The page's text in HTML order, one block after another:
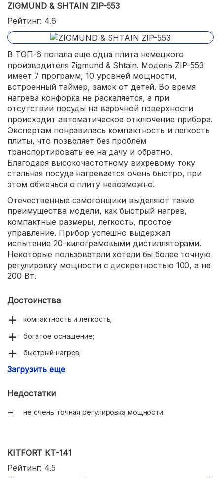
ZIGMUND & SHTAIN ZIP-553
Рейтинг: 4.6
В ТОП-6 попала еще одна плита немецкого
производителя Zigmund & Shtain. Модель ZIP-553
имеет 7 программ, 10 уровней мощности,
встроенный таймер, замок от детей. Во время
нагрева конфорка не раскаляется, а при
отсутствии посуды на варочной поверхности
происходит автоматическое отключение прибора.
Экспертам понравилась компактность и легкость
плиты, что позволяет без проблем
транспортировать ее на дачу и обратно.
Благодаря высокочастотному вихревому току
стальная посуда нагревается очень быстро, при
этом обжечься о плиту невозможно.
Отечественные самогонщики выделяют такие
преимущества модели, как быстрый нагрев,
компактные размеры, легкость, простое
управление. Прибор успешно выдержал
испытание 20-килограмовыми дистилляторами.
Некоторые пользователи хотели бы более точную
регулировку мощности с дискретностью 100, а не
200 Вт.
Достоинства
компактность и легкость;
богатое оснащение;
быстрый нагрев;
прочность.
Загрузить еще
Недостатки
не очень точная регулировка мощности.
KITFORT КТ-141
Рейтинг: 4.5